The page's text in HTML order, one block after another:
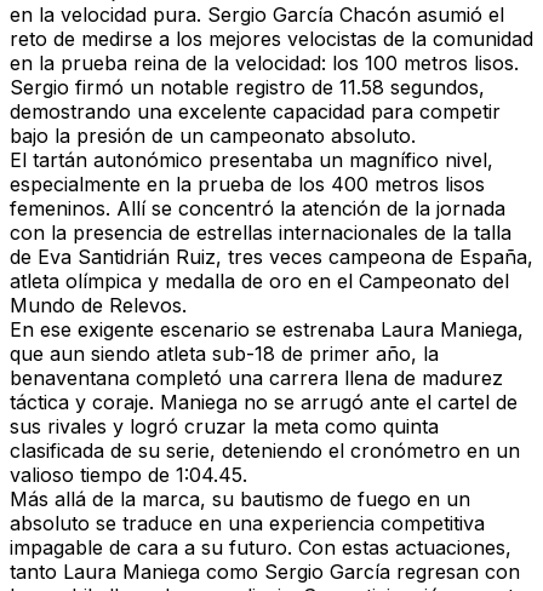
en la velocidad pura. Sergio García Chacón asumió el
reto de medirse a los mejores velocistas de la comunidad
en la prueba reina de la velocidad: los 100 metros lisos.
Sergio firmó un notable registro de 11.58 segundos,
demostrando una excelente capacidad para competir
bajo la presión de un campeonato absoluto.
El tartán autonómico presentaba un magnífico nivel,
especialmente en la prueba de los 400 metros lisos
femeninos. Allí se concentró la atención de la jornada
con la presencia de estrellas internacionales de la talla
de Eva Santidrián Ruiz, tres veces campeona de España,
atleta olímpica y medalla de oro en el Campeonato del
Mundo de Relevos.
En ese exigente escenario se estrenaba Laura Maniega,
que aun siendo atleta sub-18 de primer año, la
benaventana completó una carrera llena de madurez
táctica y coraje. Maniega no se arrugó ante el cartel de
sus rivales y logró cruzar la meta como quinta
clasificada de su serie, deteniendo el cronómetro en un
valioso tiempo de 1:04.45.
Más allá de la marca, su bautismo de fuego en un
absoluto se traduce en una experiencia competitiva
impagable de cara a su futuro. Con estas actuaciones,
tanto Laura Maniega como Sergio García regresan con